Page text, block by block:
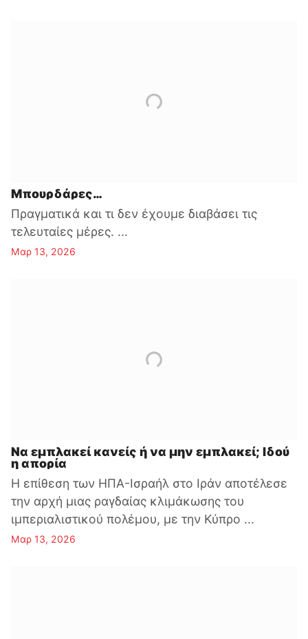
Μπουρδάρες…
Πραγματικά και τι δεν έχουμε διαβάσει τις
τελευταίες μέρες. ...
Μαρ 13, 2026
Να εμπλακεί κανείς ή να μην εμπλακεί; Ιδού
η απορία
Η επίθεση των ΗΠΑ-Ισραήλ στο Ιράν αποτέλεσε
την αρχή μιας ραγδαίας κλιμάκωσης του
ιμπεριαλιστικού πολέμου, με την Κύπρο ...
Μαρ 13, 2026